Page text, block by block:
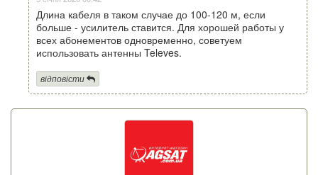
Длина кабеля в таком случае до 100-120 м, если
больше - усилитель ставится. Для хорошей работы у
всех абонементов одновременно, советуем
использовать антенны Televes.
відповісти